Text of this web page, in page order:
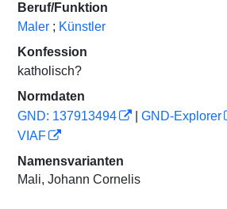
Beruf/Funktion
Maler ; Künstler
Konfession
katholisch?
Normdaten
GND: 137913494
GND-Explorer
VIAF
Namensvarianten
Mali, Johann Cornelis